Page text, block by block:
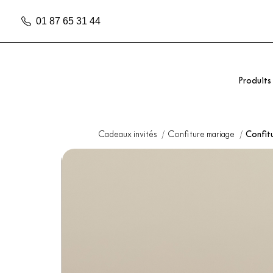
01 87 65 31 44
Produits
Cadeaux invités Confiture mariage